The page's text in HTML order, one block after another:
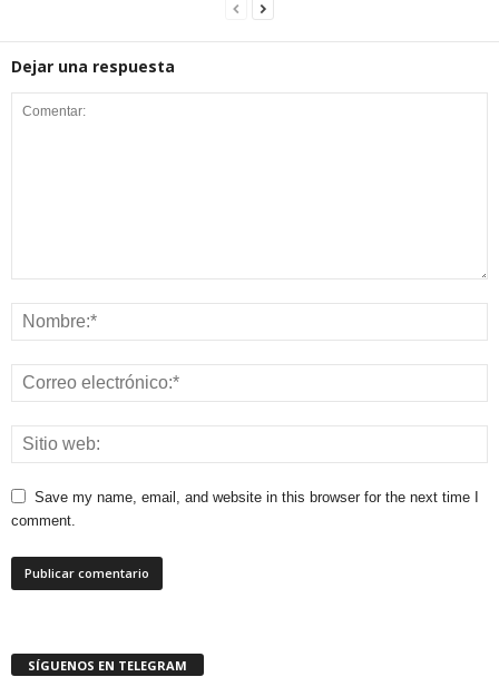
Dejar una respuesta
Save my name, email, and website in this browser for the next time I
comment.
SÍGUENOS EN TELEGRAM